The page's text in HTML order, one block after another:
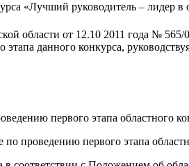
«Лучший руководитель – лидер в
области от 12.10 2011 года №
данного конкурса,
первого этапа областного
проведению первого этапа